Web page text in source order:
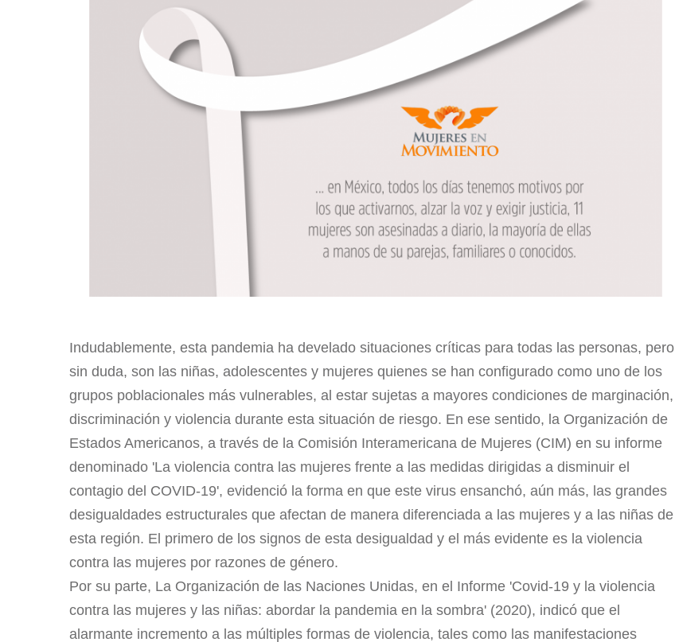
Indudablemente, esta pandemia ha develado situaciones críticas para todas las personas, pero
sin duda, son las niñas, adolescentes y mujeres quienes se han configurado como uno de los
grupos poblacionales más vulnerables, al estar sujetas a mayores condiciones de marginación,
discriminación y violencia durante esta situación de riesgo. En ese sentido, la Organización de
Estados Americanos, a través de la Comisión Interamericana de Mujeres (CIM) en su informe
denominado 'La violencia contra las mujeres frente a las medidas dirigidas a disminuir el
contagio del COVID-19', evidenció la forma en que este virus ensanchó, aún más, las grandes
desigualdades estructurales que afectan de manera diferenciada a las mujeres y a las niñas de
esta región. El primero de los signos de esta desigualdad y el más evidente es la violencia
contra las mujeres por razones de género.
Por su parte, La Organización de las Naciones Unidas, en el Informe 'Covid-19 y la violencia
contra las mujeres y las niñas: abordar la pandemia en la sombra' (2020), indicó que el
alarmante incremento a las múltiples formas de violencia, tales como las manifestaciones